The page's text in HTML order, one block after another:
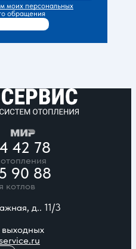
моих персональных
обращения
42 78
90 88
котлов
д.. 11/3